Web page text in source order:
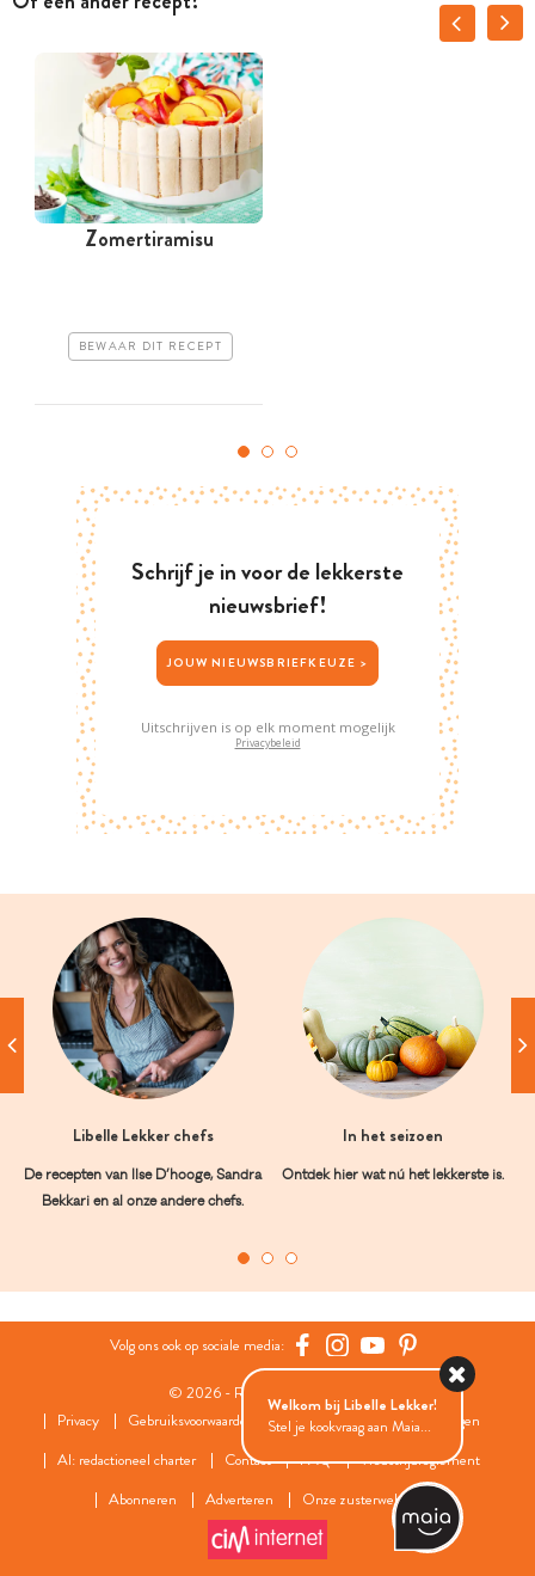
Zomertiramisu
BEWAAR DIT RECEPT
Schrijf je in voor de lekkerste
nieuwsbrief!
JOUW NIEUWSBRIEFKEUZE >
Uitschrijven is op elk moment mogelijk
Privacybeleid
Libelle Lekker chefs
De recepten van Ilse D’hooge, Sandra
Bekkari en al onze andere chefs.
In het seizoen
Ontdek hier wat nú het lekkerste is.
Volg ons ook op sociale media:
© 2026 - Roularta Media Group
Privacy
Gebruiksvoorwaarden Cookies
Cookies instellingen
AI: redactioneel charter
Contact FAQ
Wedstrijdreglement
Abonneren
Adverteren Onze zusterwebsites
Welkom bij Libelle Lekker!
Stel je kookvraag aan Maia...